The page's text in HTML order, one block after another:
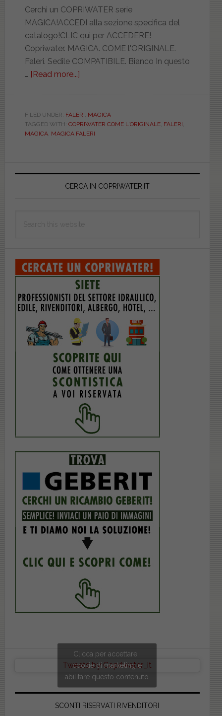
Cerchi un COPRIWATER serie
MAGICA!ACCEDI alla sezione specifica del
catalogo!CLIC qui per ACCEDERE!
Copriwater. MAGICA. COME l'ORIGINALE.
Faleri. Sedile COMPATIBILE. Bianco In questo
… [Read more...]
COME
l’ORIGINALE.
MAM21125V1
FILED UNDER: FALERI, MAGICA
TAGGED WITH: COPRIWATER COME L'ORIGINALE, FALERI,
MAGICA, MAGICA FALERI
Primary
CERCA IN COPRIWATER.IT
Tweets by Copriwater_it
Clicca per accettare i
cookie di marketing e
abilitare questo contenuto
SCONTI RISERVATI RIVENDITORI